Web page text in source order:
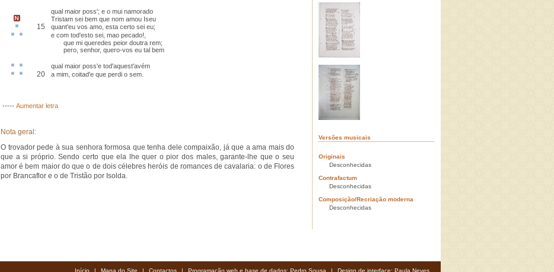
qual maior poss'; e o mui namorado
Tristam sei bem que nom amou Iseu
15 quant'eu vos amo, esta certo sei eu;
e com tod'esto sei, mao pecado!,
que mi queredes peior doutra rem;
pero, senhor, quero-vos eu tal bem
qual maior poss'e tod'aquest'avém
20 a mim, coitad'e que perdi o sem
----- Aumentar letra
Nota geral:
O trovador pede à sua senhora formosa que tenha dele compaixão, já que a ama mais do
que a si próprio. Sendo certo que ela lhe quer o pior dos males, garante-lhe que o seu
amor é bem maior do que o de dois célebres heróis de romances de cavalaria: o de Flores
por Brancaflor e o de Tristão por Isolda.
Versões musicais
Originais
Desconhecidas
Contrafactum
Desconhecidas
Composição/Recriação moderna
Desconhecidas
Início | Mapa do Site | Contactos | Programação web e base de dados: Pedro Sousa | Design de interface: Paula Neves